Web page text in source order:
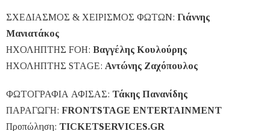
ΣΧΕΔΙΑΣΜΟΣ & ΧΕΙΡΙΣΜΟΣ ΦΩΤΩΝ: Γιάννης
Μανιατάκος
ΗΧΟΛΗΠΤΗΣ FOH: Βαγγέλης Κουλούρης
ΗΧΟΛΗΠΤΗΣ STAGE: Αντώνης Ζαχόπουλος
ΦΩΤΟΓΡΑΦΙΑ ΑΦΙΣΑΣ: Τάκης Πανανίδης
ΠΑΡΑΓΩΓΗ: FRONTSTAGE ENTERTAINMENT
Προπώληση: TICKETSERVICES.GR